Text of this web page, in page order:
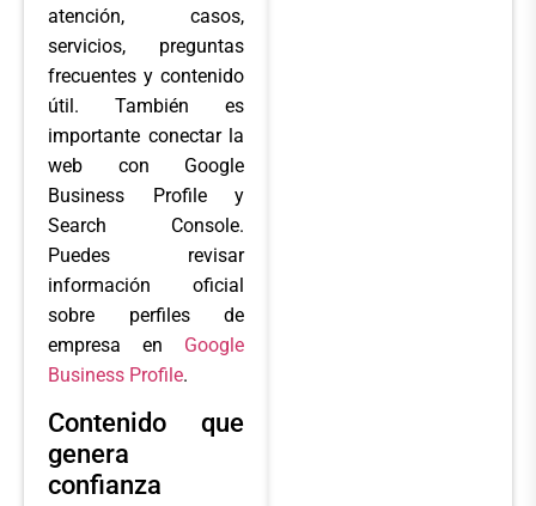
atención, casos,
servicios, preguntas
frecuentes y contenido
útil. También es
importante conectar la
web con Google
Business Profile y
Search Console.
Puedes revisar
información oficial
sobre perfiles de
empresa en Google
Business Profile.
Contenido que
genera
confianza